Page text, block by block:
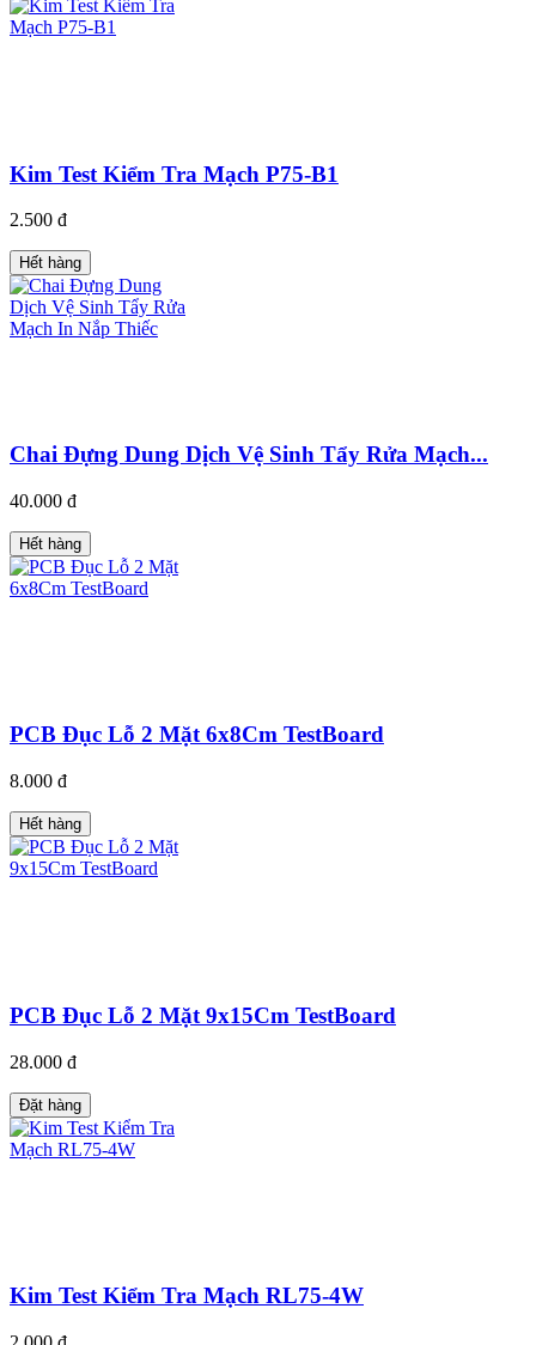
Kim Test Kiểm Tra Mạch P75-B1
2.500 đ
Hết hàng
Chai Đựng Dung Dịch Vệ Sinh Tẩy Rửa Mạch...
40.000 đ
Hết hàng
PCB Đục Lỗ 2 Mặt 6x8Cm TestBoard
8.000 đ
Hết hàng
PCB Đục Lỗ 2 Mặt 9x15Cm TestBoard
28.000 đ
Đặt hàng
Kim Test Kiểm Tra Mạch RL75-4W